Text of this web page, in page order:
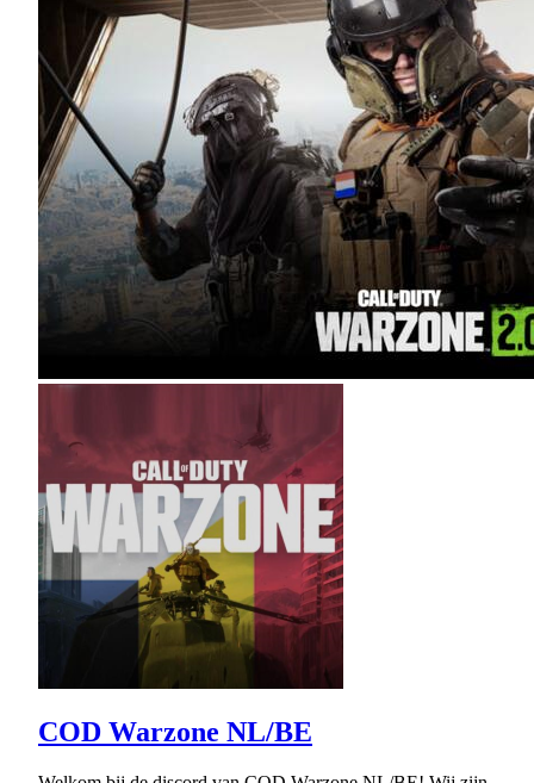
COD Warzone NL/BE